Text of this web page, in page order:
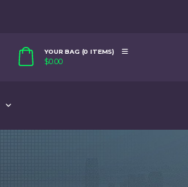
YOUR BAG (0 ITEMS)
$0.00